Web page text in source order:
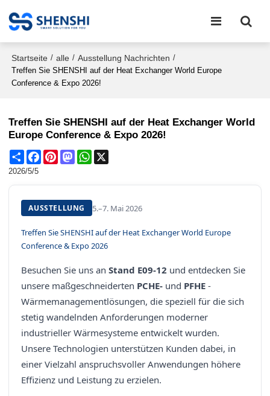
Startseite / alle / Ausstellung Nachrichten /
Treffen Sie SHENSHI auf der Heat Exchanger World Europe
Conference & Expo 2026!
Treffen Sie SHENSHI auf der Heat Exchanger World
Europe Conference & Expo 2026!
Share FacebookPinterestMastodonWhatsApp
2026/5/5
AUSSTELLUNG 5.–7. Mai 2026
Treffen Sie SHENSHI auf der Heat Exchanger World Europe
Conference & Expo 2026
Besuchen Sie uns anStand E09-12 und entdecken Sie
unsere maßgeschneiderten PCHE- und PFHE -
Wärmemanagementlösungen, die speziell für die sich
stetig wandelnden Anforderungen moderner
industrieller Wärmesysteme entwickelt wurden.
Unsere Technologien unterstützen Kunden dabei, in
einer Vielzahl anspruchsvoller Anwendungen höhere
Effizienz und Leistung zu erzielen.